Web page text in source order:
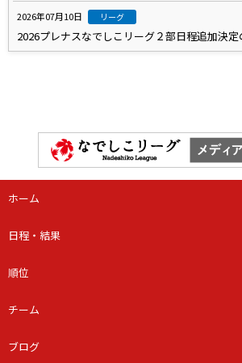
2026年07月10日 リーグ
2026プレナスなでしこリーグ２部日程追加決定
ホーム
日程・結果
順位
チーム
ブログ